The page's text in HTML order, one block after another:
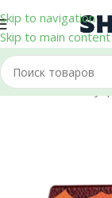
Skip to navigation
Skip to main content
Главная/